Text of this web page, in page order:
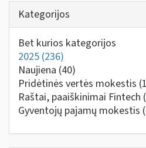
Kategorijos
Bet kurios kategorijos
2025 (236)
Naujiena (40)
Pridėtinės vertės mokestis
Raštai, paaiškinimai Fintech
Gyventojų pajamų mokestis